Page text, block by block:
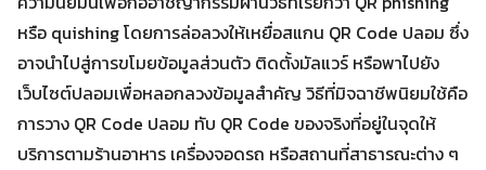
หรือ quishing โดยการล่อลวงให้เหยื่อสแกน QR Code ปลอม ซึ่ง
อาจนำไปสู่การขโมยข้อมูลส่วนตัว ติดตั้งมัลแวร์ หรือพาไปยัง
เว็บไซต์ปลอมเพื่อหลอกลวงข้อมูลสำคัญ วิธีที่มิจฉาชีพนิยมใช้คือ
การวาง QR Code ปลอม ทับ QR Code ของจริงที่อยู่ในจุดให้
บริการตามร้านอาหาร เครื่องจอดรถ หรือสถานที่สาธารณะต่าง ๆ